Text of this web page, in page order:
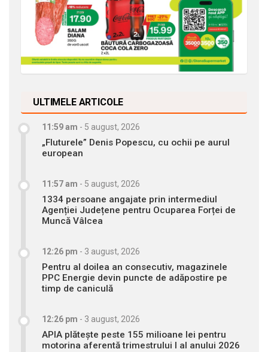
ULTIMELE ARTICOLE
11:59 am - 5 august, 2026
„Fluturele” Denis Popescu, cu ochii pe aurul
european
11:57 am - 5 august, 2026
1334 persoane angajate prin intermediul
Agenției Județene pentru Ocuparea Forței de
Muncă Vâlcea
12:26 pm - 3 august, 2026
Pentru al doilea an consecutiv, magazinele
PPC Energie devin puncte de adăpostire pe
timp de caniculă
12:26 pm - 3 august, 2026
APIA plătește peste 155 milioane lei pentru
motorina aferentă trimestrului I al anului 2026